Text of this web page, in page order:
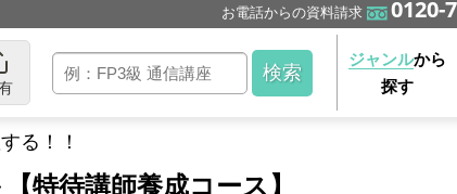
お電話からの資料請求 0120-
ジャンルから
探す
る！！
特待講師養成コース】